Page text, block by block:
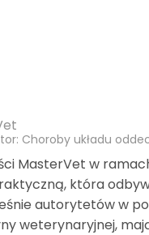
Choroby układu
MasterVet w
która
autorytetów w
weterynaryjnej,